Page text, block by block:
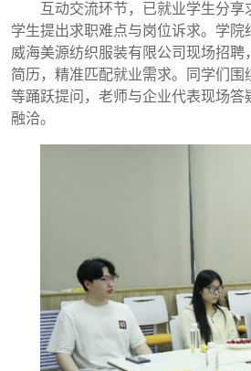
互动交流环节，已就业学生分享
学生提出求职难点与岗位诉求。学院
威海美源纺织服装有限公司现场招聘
简历，精准匹配就业需求。同学们围
等踊跃提问，老师与企业代表现场答
融洽。